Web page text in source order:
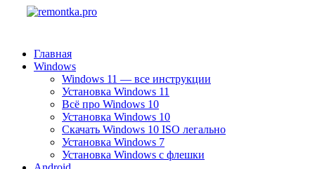
Главная
Windows
Windows 11 — все инструкции
Установка Windows 11
Всё про Windows 10
Установка Windows 10
Скачать Windows 10 ISO легально
Установка Windows 7
Установка Windows с флешки